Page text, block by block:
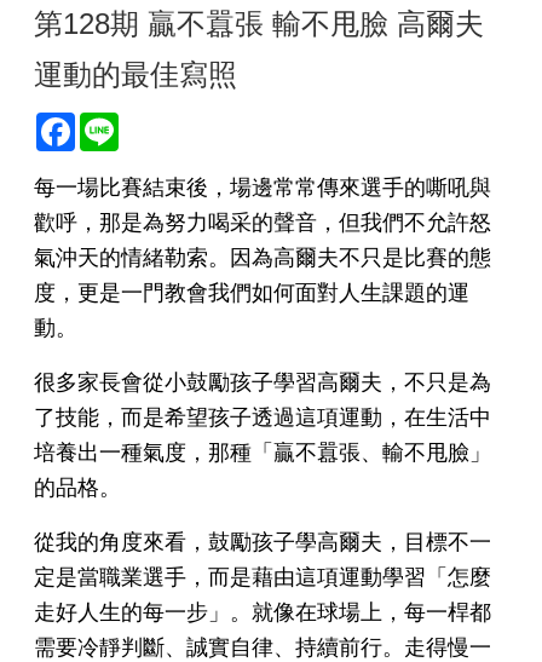
第128期 贏不囂張 輸不甩臉 高爾夫
運動的最佳寫照
Facebook
每一場比賽結束後，場邊常常傳來選手的嘶吼與
歡呼，那是為努力喝采的聲音，但我們不允許怒
氣沖天的情緒勒索。因為高爾夫不只是比賽的態
度，更是一門教會我們如何面對人生課題的運
動。
很多家長會從小鼓勵孩子學習高爾夫，不只是為
了技能，而是希望孩子透過這項運動，在生活中
培養出一種氣度，那種「贏不囂張、輸不甩臉」
的品格。
從我的角度來看，鼓勵孩子學高爾夫，目標不一
定是當職業選手，而是藉由這項運動學習「怎麼
走好人生的每一步」。就像在球場上，每一桿都
需要冷靜判斷、誠實自律、持續前行。走得慢一